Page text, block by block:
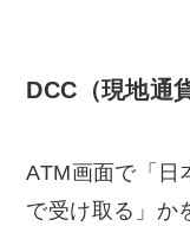
DCC（現地通
ATM画面で「日
で受け取る」か